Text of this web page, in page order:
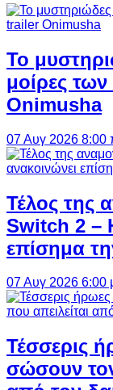
Το
μοίρες
Onimusha
07 Αυγ 2026 8:00
Τέλος της
Switch 2 –
επίσημα
07 Αυγ 2026 6:00
Τέσσερις
σώσουν